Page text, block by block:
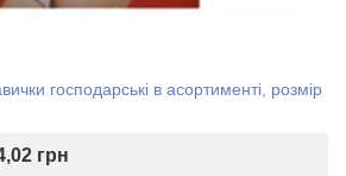
господарські в асортименті, розмір
грн